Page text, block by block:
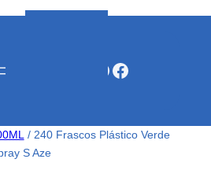
Facebook
/ 240 Frascos Plástico Verde
S Aze